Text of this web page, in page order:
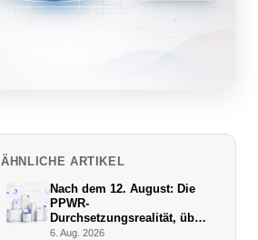
ÄHNLICHE ARTIKEL
Nach dem 12. August: Die
PPWR-
Durchsetzungsrealität, über
die niemand schreibt
6. Aug. 2026